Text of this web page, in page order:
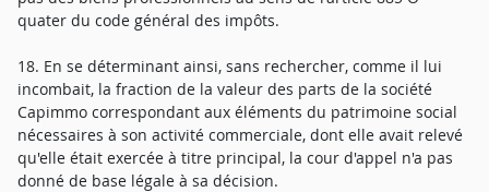
quater du code général des impôts.
18. En se déterminant ainsi, sans rechercher, comme il lui
incombait, la fraction de la valeur des parts de la société
Capimmo correspondant aux éléments du patrimoine social
nécessaires à son activité commerciale, dont elle avait relevé
qu'elle était exercée à titre principal, la cour d'appel n'a pas
donné de base légale à sa décision.